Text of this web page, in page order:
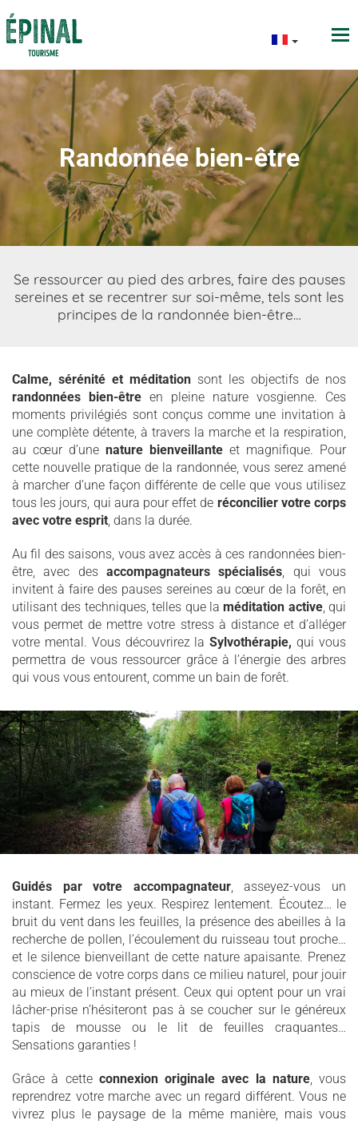
Randonnée bien-être
Se ressourcer au pied des arbres, faire des pauses
sereines et se recentrer sur soi-même, tels sont les
principes de la randonnée bien-être…
Calme, sérénité et méditation sont les objectifs de nos
randonnées bien-être en pleine nature vosgienne. Ces
moments privilégiés sont conçus comme une invitation à
une complète détente, à travers la marche et la respiration,
au cœur d’une nature bienveillante et magnifique. Pour
cette nouvelle pratique de la randonnée, vous serez amené
à marcher d’une façon différente de celle que vous utilisez
tous les jours, qui aura pour effet de réconcilier votre corps
avec votre esprit, dans la durée.
Au fil des saisons, vous avez accès à ces randonnées bien-
être, avec des accompagnateurs spécialisés, qui vous
invitent à faire des pauses sereines au cœur de la forêt, en
utilisant des techniques, telles que laméditation active, qui
vous permet de mettre votre stress à distance et d’alléger
votre mental. Vous découvrirez laSylvothérapie, qui vous
permettra de vous ressourcer grâce à l’énergie des arbres
qui vous vous entourent, comme un bain de forêt.
Guidés par votre accompagnateur, asseyez-vous un
instant. Fermez les yeux. Respirez lentement. Écoutez… le
bruit du vent dans les feuilles, la présence des abeilles à la
recherche de pollen, l’écoulement du ruisseau tout proche…
et le silence bienveillant de cette nature apaisante. Prenez
conscience de votre corps dans ce milieu naturel, pour jouir
au mieux de l’instant présent. Ceux qui optent pour un vrai
lâcher-prise n’hésiteront pas à se coucher sur le généreux
tapis de mousse ou le lit de feuilles craquantes…
Sensations garanties !
Grâce à cette connexion originale avec la nature, vous
reprendrez votre marche avec un regard différent. Vous ne
vivrez plus le paysage de la même manière, mais vous